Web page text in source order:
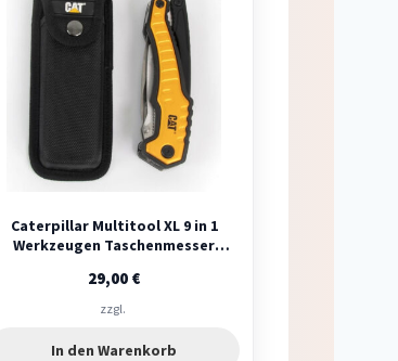
Caterpillar Multitool XL 9 in 1
Werkzeugen Taschenmesser
29,00 €
zzgl.
In den Warenkorb